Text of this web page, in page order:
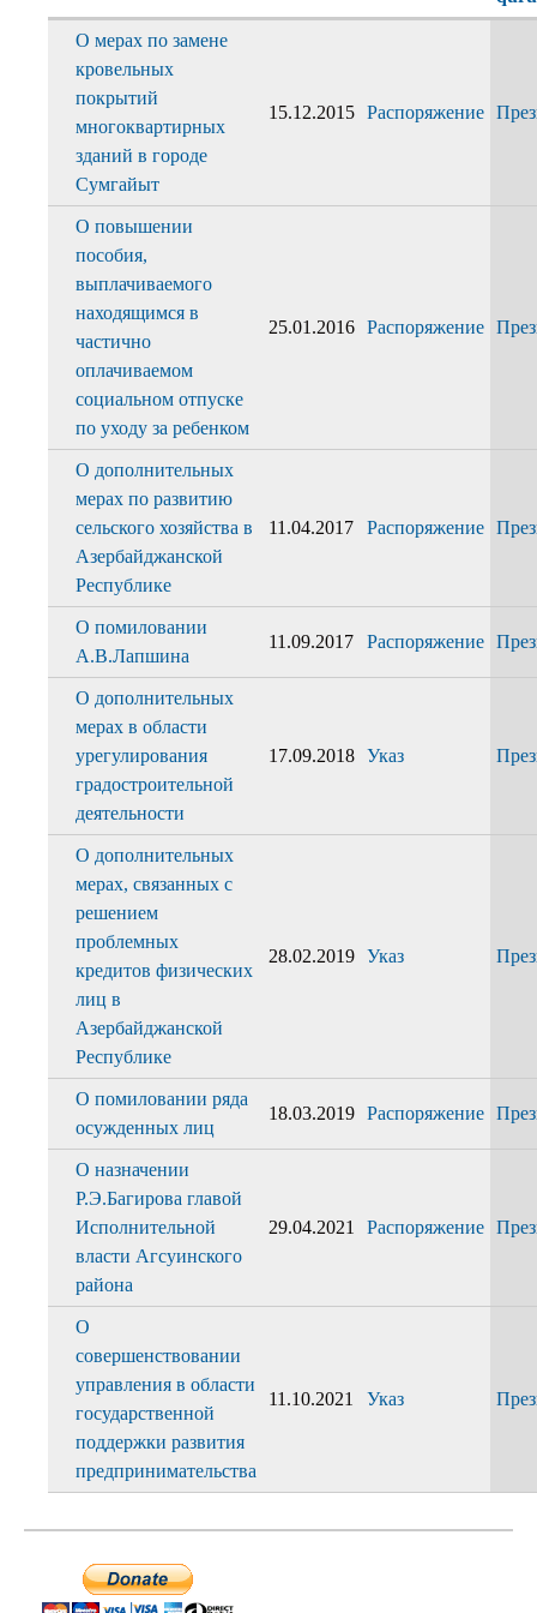
О мерах по замене
кровельных
покрытий
многоквартирных
зданий в городе
Сумгайыт
15.12.2015 Распоряжение
О повышении
пособия,
выплачиваемого
находящимся в
частично
оплачиваемом
социальном отпуске
по уходу за ребенком
25.01.2016 Распоряжение
О дополнительных
мерах по развитию
сельского хозяйства в
Азербайджанской
Республике
11.04.2017 Распоряжение
О помиловании
А.В.Лапшина
11.09.2017 Распоряжение
О дополнительных
мерах в области
урегулирования
градостроительной
деятельности
17.09.2018 Указ
О дополнительных
мерах, связанных с
решением
проблемных
кредитов физических
лиц в
Азербайджанской
Республике
28.02.2019 Указ
О помиловании ряда
осужденных лиц
18.03.2019 Распоряжение
О назначении
Р.Э.Багирова главой
Исполнительной
власти Агсуинского
района
29.04.2021 Распоряжение
О
совершенствовании
управления в области
государственной
поддержки развития
предпринимательства
11.10.2021 Указ